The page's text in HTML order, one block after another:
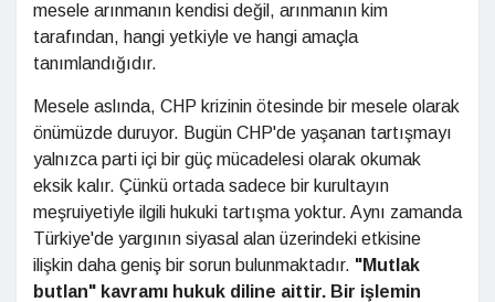
mesele arınmanın kendisi değil, arınmanın kim
tarafından, hangi yetkiyle ve hangi amaçla
tanımlandığıdır.
Mesele aslında, CHP krizinin ötesinde bir mesele olarak
önümüzde duruyor. Bugün CHP'de yaşanan tartışmayı
yalnızca parti içi bir güç mücadelesi olarak okumak
eksik kalır. Çünkü ortada sadece bir kurultayın
meşruiyetiyle ilgili hukuki tartışma yoktur. Aynı zamanda
Türkiye'de yargının siyasal alan üzerindeki etkisine
ilişkin daha geniş bir sorun bulunmaktadır. "Mutlak
butlan" kavramı hukuk diline aittir. Bir işlemin